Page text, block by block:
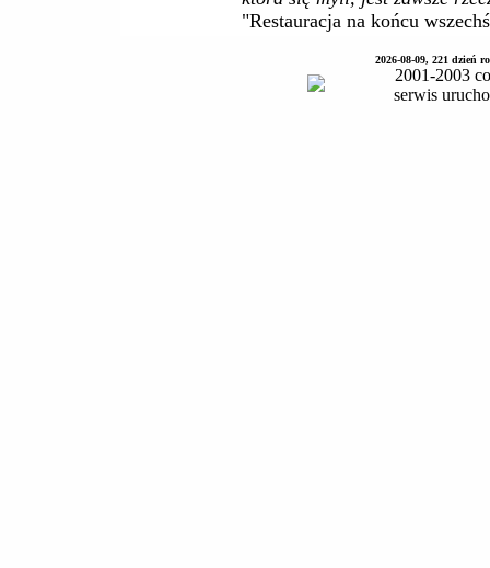
"Restauracja na końcu
2026-08-09, 221 dzień
2001-2003
serwis